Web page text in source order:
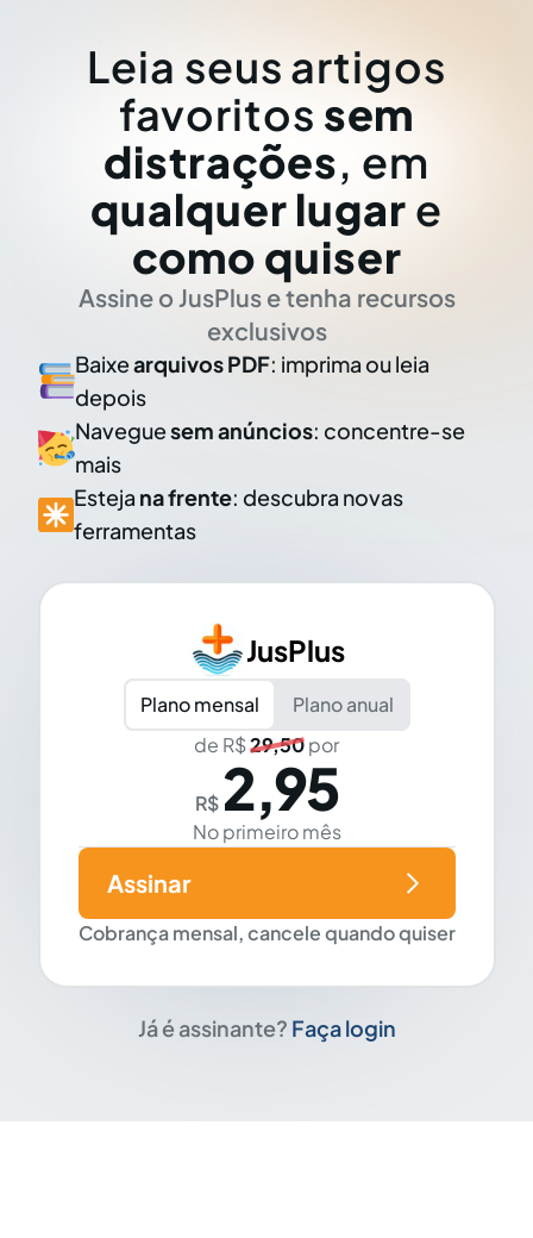
Leia seus artigos
favoritos sem
distrações, em
qualquer lugar e
como quiser
Assine o JusPlus e tenha recursos
exclusivos
Baixearquivos PDF: imprima ou leia
depois
Naveguesem anúncios: concentre-se
mais
Esteja na frente: descubra novas
ferramentas
JusPlus
Plano mensal
Plano anual
de R$29,50por
R$ 2,95
No primeiro mês
Cobrança mensal, cancele quando quiser
Assinar
Já é assinante? Faça login